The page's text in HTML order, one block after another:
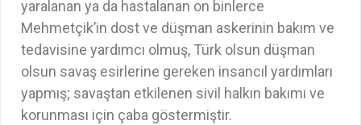
yaralanan ya da hastalanan on binlerce
Mehmetçik’in dost ve düşman askerinin bakım ve
tedavisine yardımcı olmuş, Türk olsun düşman
olsun savaş esirlerine gereken insancıl yardımları
yapmış; savaştan etkilenen sivil halkın bakımı ve
korunması için çaba göstermiştir.